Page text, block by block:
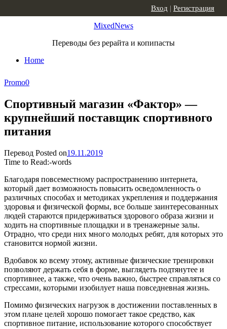
MixedNews
Переводы без рерайта и копипасты
Home
Вход | Регистрация
Promo0
Спортивный магазин «Фактор» —
крупнейший поставщик спортивного
питания
Перевод Posted on19.11.2019
Time to Read:-words
Благодаря повсеместному распространению интернета,
который дает возможность повысить осведомленность о
различных способах и методиках укрепления и поддержания
здоровья и физической формы, все больше заинтересованных
людей стараются придерживаться здорового образа жизни и
ходить на спортивные площадки и в тренажерные залы.
Отрадно, что среди них много молодых ребят, для которых это
становится нормой жизни.
Вдобавок ко всему этому, активные физические тренировки
позволяют держать себя в форме, выглядеть подтянутее и
спортивнее, а также, что очень важно, быстрее справляться со
стрессами, которыми изобилует наша повседневная жизнь.
Помимо физических нагрузок в достижении поставленных в
этом плане целей хорошо помогает такое средство, как
спортивное питание, использование которого способствует